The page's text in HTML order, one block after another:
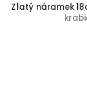
Zlatý náramek